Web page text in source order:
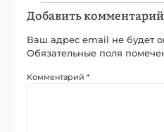
Добавить комментарий
Ваш адрес email не будет
Обязательные поля
Комментарий*